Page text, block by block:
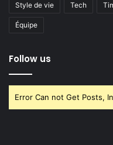
Style de vie Tech
Équipe
Follow us
Error Can not Get Posts,